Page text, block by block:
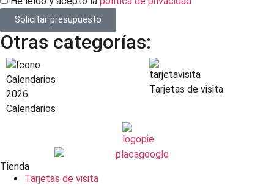
Solicitar presupuesto
Otras categorías:
Calendarios
Tarjetas de visita
Tienda
Tarjetas de visita